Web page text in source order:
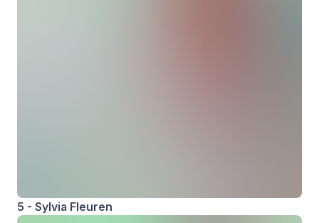
5 - Sylvia Fleuren